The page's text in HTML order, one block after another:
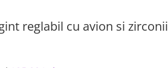
reglabil cu avion si zirconii